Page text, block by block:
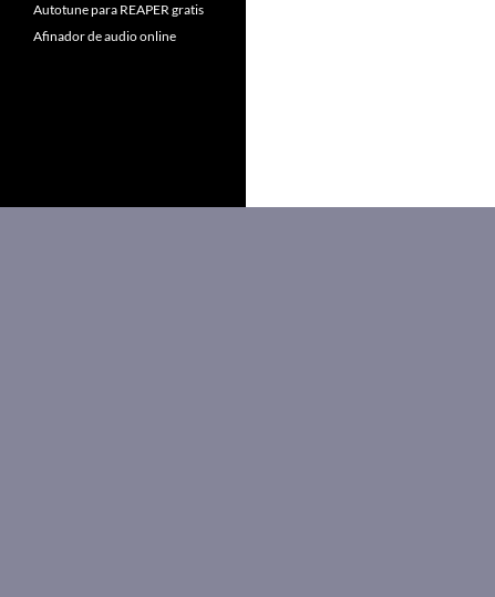
Autotune para REAPER gratis
Afinador de audio online